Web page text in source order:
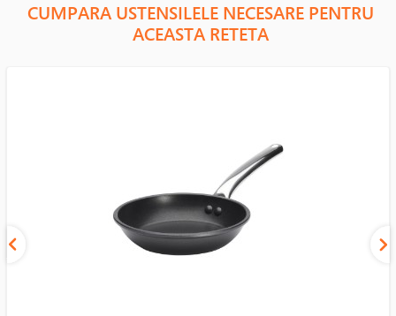
CUMPARA USTENSILELE NECESARE PENTRU
ACEASTA RETETA